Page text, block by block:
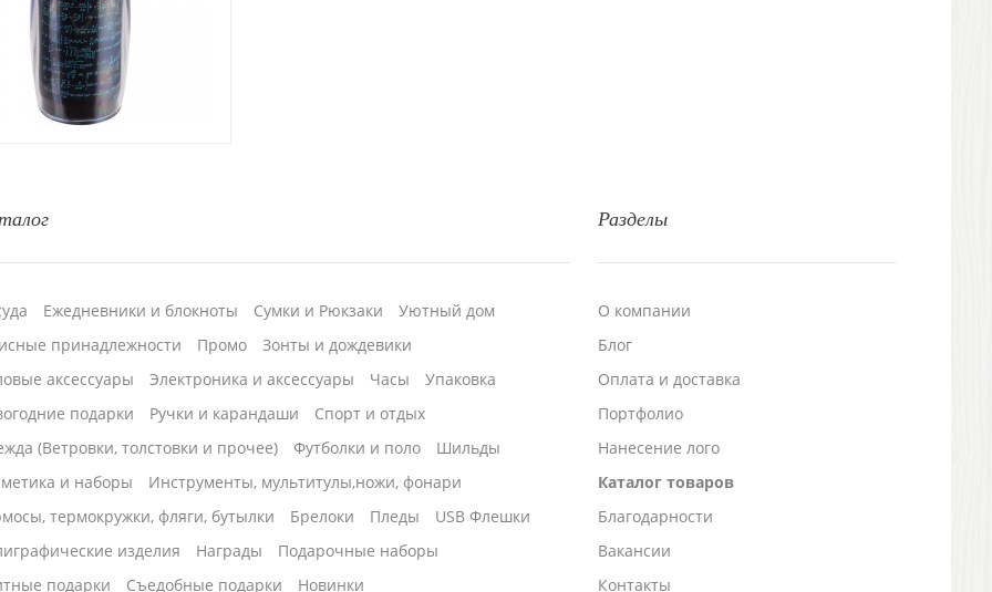
Разделы
О компании
Блог
Оплата и доставка
Портфолио
Нанесение лого
Каталог товаров
Благодарности
Вакансии
Контакты
Ежедневники и блокноты Сумки и Рюкзаки
Уютный дом
принадлежности
Промо
Зонты и дождевики
аксессуары
Электроника и аксессуары Часы
Упаковка
подарки
Ручки и карандаши
Спорт и отдых
(Ветровки, толстовки и прочее)
Футболки и поло
Шильды
и наборы
Инструменты, мультитулы,ножи, фонари
термокружки, фляги, бутылки
Брелоки Пледы
USB Флешки
изделия
Награды
Подарочные наборы
подарки
Cъедобные подарки Новинки